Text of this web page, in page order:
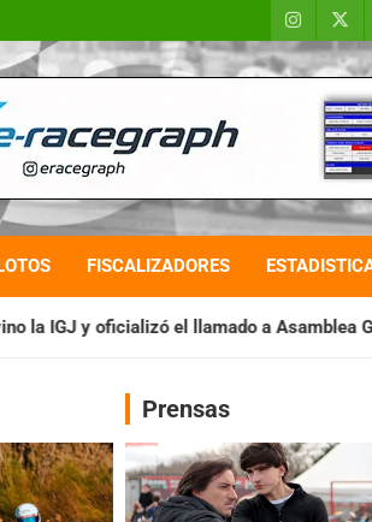
FISCALIZADORES
a Asamblea General Ordinaria
Prensas